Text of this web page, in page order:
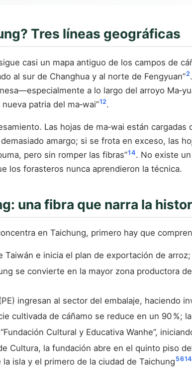
Tres líneas geográficas
casi un mapa antiguo de los campos de
al sur de Changhua y al norte de Fengyuan”2
a lo largo del arroyo
patria del ma‑wai”12.
Las hojas de ma‑wai están
amargo; si se frota en exceso, las
pero sin romper las fibras”14. No existe
los forasteros nunca aprendieron la técnica.
una fibra que narra la
en Taichung, primero hay que
e inicia el plan de exportación de
se convierte en la mayor zona productora
ingresan al sector del embalaje, haciendo
cultivada de cáñamo se reduce en un 90 %;
Cultural y Educativa Wanhe”,
Cultura, la fundación abre en el quinto piso
isla y el primero de la ciudad de Taichung 5614